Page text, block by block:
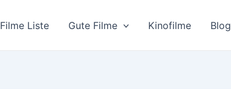
Filme Liste Gute Filme Kinofilme Blog